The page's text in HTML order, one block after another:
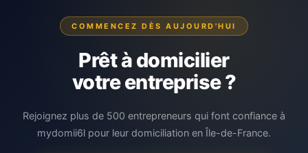
COMMENCEZ DÈS AUJOURD'HUI
Prêt à domicilier
votre entreprise ?
Rejoignez plus de 500 entrepreneurs qui font confiance à
mydomii6l pour leur domiciliation en Île-de-France.